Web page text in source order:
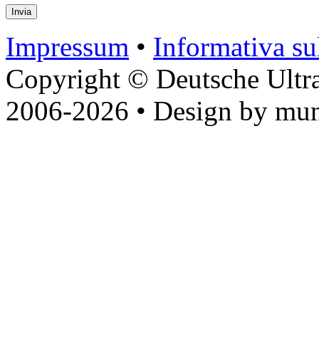
Impressum • Informativa
Copyright © Deutsche
2006-2026 • Design by